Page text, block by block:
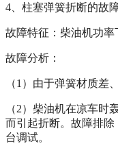
4 、柱塞弹簧折断的故
故障特征：柴油机功率
故障分析：
（1 ）由于弹簧材质差
（2）柴油机在凉车时
而引起折断。故障排
台调试。